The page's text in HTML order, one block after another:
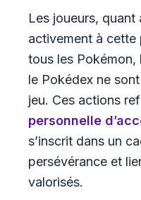
Les joueurs,
activement à
tous les Pokémon,
le Pokédex ne
jeu. Ces actions
personnelle
s’inscrit dans un
persévérance et
valorisés.